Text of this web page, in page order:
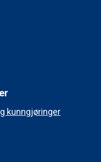
kunngjøringer